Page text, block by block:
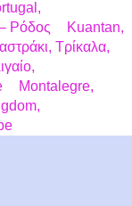
Ρόδος
Kuantan,
Τρίκαλα,
Montalegre,